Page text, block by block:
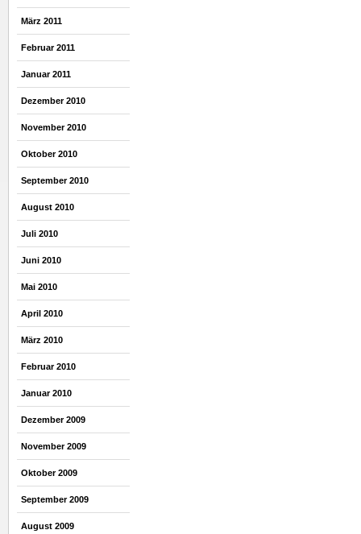
März 2011
Februar 2011
Januar 2011
Dezember 2010
November 2010
Oktober 2010
September 2010
August 2010
Juli 2010
Juni 2010
Mai 2010
April 2010
März 2010
Februar 2010
Januar 2010
Dezember 2009
November 2009
Oktober 2009
September 2009
August 2009